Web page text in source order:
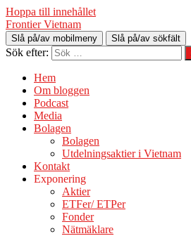
Hoppa till innehållet
Frontier Vietnam
Slå på/av mobilmeny Slå på/av sökfält
Sök efter:
Hem
Om bloggen
Podcast
Media
Bolagen
Bolagen
Utdelningsaktier i Vietnam
Kontakt
Exponering
Aktier
ETFer/ ETPer
Fonder
Nätmäklare